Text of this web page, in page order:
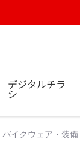
デジタルチラ
シ
バイクウェア・装備